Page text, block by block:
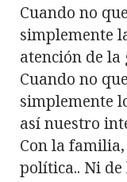
Cuando no
simplemente
atención de la
Cuando no
simplemente
así nuestro
Con la
política.. Ni